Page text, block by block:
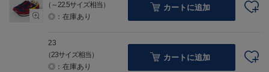
（～22.5サイズ相当）
◎：在庫あり
カートに追加
23
（23サイズ相当）
◎：在庫あり
カートに追加